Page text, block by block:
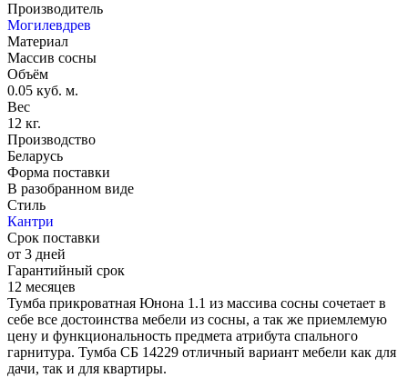
Производитель
Могилевдрев
Материал
Массив сосны
Объём
0.05 куб. м.
Вес
12 кг.
Производство
Беларусь
Форма поставки
В разобранном виде
Стиль
Кантри
Срок поставки
от 3 дней
Гарантийный срок
12 месяцев
Тумба прикроватная Юнона 1.1 из массива сосны сочетает в
себе все достоинства мебели из сосны, а так же приемлемую
цену и функциональность предмета атрибута спального
гарнитура. Тумба СБ 14229 отличный вариант мебели как для
дачи, так и для квартиры.